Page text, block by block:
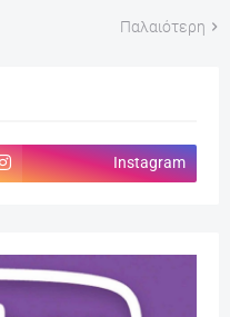
Παλαιότερη
Instagram